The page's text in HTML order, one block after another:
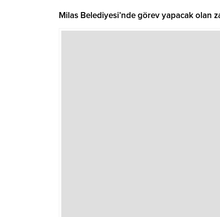
Milas Belediyesi’nde görev yapacak olan